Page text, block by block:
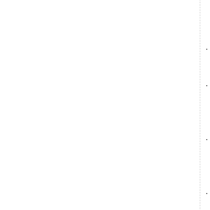
·
·
·
·